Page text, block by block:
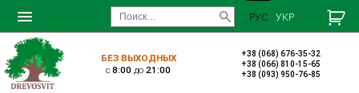
РУС УКР
БЕЗ ВЫХОДНЫХ
c8:00 до21:00
+38 (068) 676-35-32
+38 (066) 810-15-65
+38 (093) 950-76-85